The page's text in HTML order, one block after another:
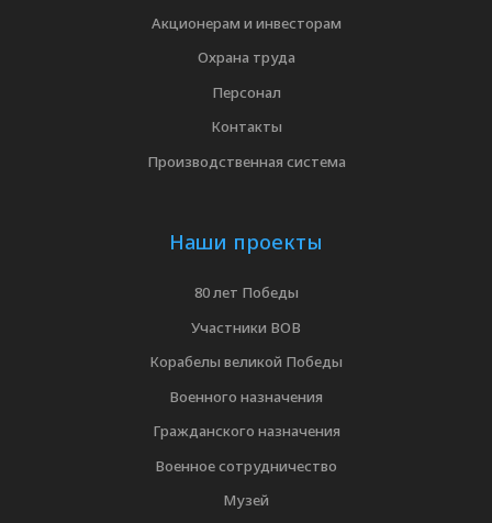
Акционерам и инвесторам
Охрана труда
Персонал
Контакты
Производственная система
Наши проекты
80 лет Победы
Участники ВОВ
Корабелы великой Победы
Военного назначения
Гражданского назначения
Военное сотрудничество
Музей